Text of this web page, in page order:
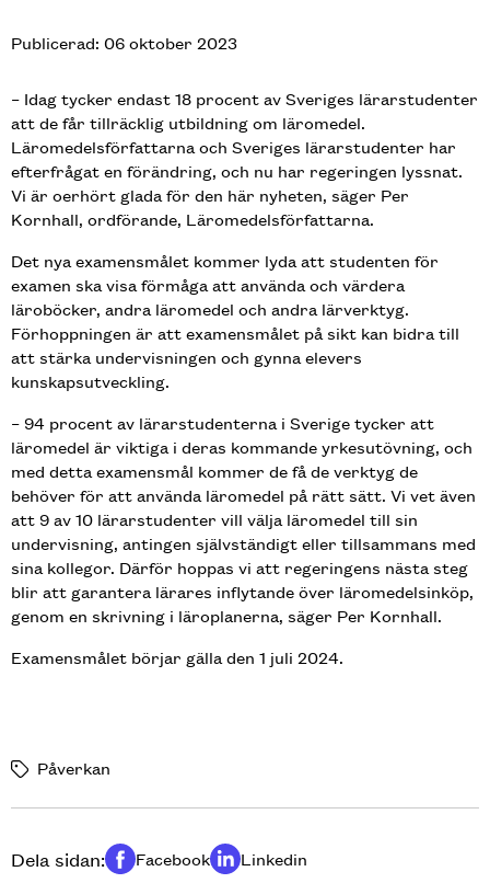
Publicerad: 06 oktober 2023
– Idag tycker endast 18 procent av Sveriges lärarstudenter
att de får tillräcklig utbildning om läromedel.
Läromedelsförfattarna och Sveriges lärarstudenter har
efterfrågat en förändring, och nu har regeringen lyssnat.
Vi är oerhört glada för den här nyheten, säger Per
Kornhall, ordförande, Läromedelsförfattarna.
Det nya examensmålet kommer lyda att studenten för
examen ska visa förmåga att använda och värdera
läroböcker, andra läromedel och andra lärverktyg.
Förhoppningen är att examensmålet på sikt kan bidra till
att stärka undervisningen och gynna elevers
kunskapsutveckling.
– 94 procent av lärarstudenterna i Sverige tycker att
läromedel är viktiga i deras kommande yrkesutövning, och
med detta examensmål kommer de få de verktyg de
behöver för att använda läromedel på rätt sätt. Vi vet även
att 9 av 10 lärarstudenter vill välja läromedel till sin
undervisning, antingen självständigt eller tillsammans med
sina kollegor. Därför hoppas vi att regeringens nästa steg
blir att garantera lärares inflytande över läromedelsinköp,
genom en skrivning i läroplanerna, säger Per Kornhall.
Examensmålet börjar gälla den 1 juli 2024.
Påverkan
Dela sidan:
Dela på
Facebook
Dela på
Linkedin